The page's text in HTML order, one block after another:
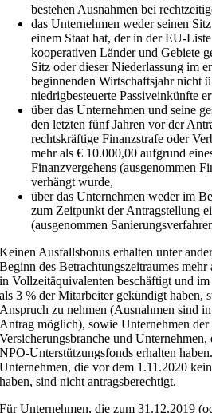
bestehen Ausnahmen bei
das Unternehmen weder seinen
einem Staat hat, der in der EU-
kooperativen Länder und Gebiete
Sitz oder dieser Niederlassung im
beginnenden Wirtschaftsjahr nicht
niedrigbesteuerte Passiveinkünfte
über das Unternehmen und seine
den letzten fünf Jahren vor der
rechtskräftige Finanzstrafe oder
mehr als € 10.000,00 aufgrund
Finanzvergehens (ausgenommen
verhängt wurde,
über das Unternehmen weder im
zum Zeitpunkt der Antragstellung
(ausgenommen
Keinen Ausfallsbonus erhalten unter
Beginn des Betrachtungszeitraumes
in Vollzeitäquivalenten beschäftigt und
als 3 % der Mitarbeiter gekündigt haben,
Anspruch zu nehmen (Ausnahmen sind
Antrag möglich), sowie Unternehmen der
Versicherungsbranche und Unternehmen,
NPO-Unterstützungsfonds erhalten
Unternehmen, die vor dem 1.11.2020
haben, sind nicht antragsberechtigt.
Für Unternehmen, die zum 31.12.2019